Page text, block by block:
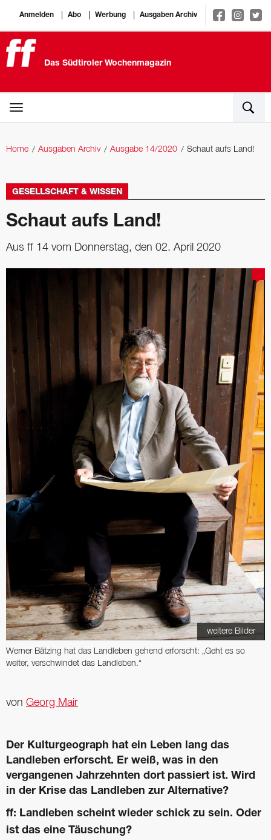
Anmelden Abo Werbung Ausgaben Archiv
Das Südtiroler Wochenmagazin
Home Ausgaben Archiv Ausgabe 14/2020 Schaut aufs Land!
GESELLSCHAFT & WISSEN
Schaut aufs Land!
Aus ff 14 vom Donnerstag, den 02. April 2020
weitere Bilder
Werner Bätzing hat das Landleben gehend erforscht: „Geht es so
weiter, verschwindet das Landleben.“
von Georg Mair
Der Kulturgeograph hat ein Leben lang das
Landleben erforscht. Er weiß, was in den
vergangenen Jahrzehnten dort passiert ist. Wird
in der Krise das Landleben zur Alternative?
ff: Landleben scheint wieder schick zu sein. Oder
ist das eine Täuschung?